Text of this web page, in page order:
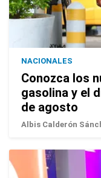
NACIONALES
Conozca los
gasolina y el
de agosto
Albis Calderón